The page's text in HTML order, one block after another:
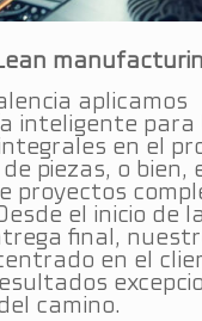
aplicamos
inteligente para
en el
piezas, o bien,
proyectos
el inicio de
final,
en el
camino.